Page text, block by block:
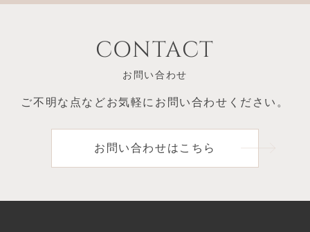
CONTACT
お問い合わせ
ご不明な点などお気軽にお問い合わせください。
お問い合わせはこちら